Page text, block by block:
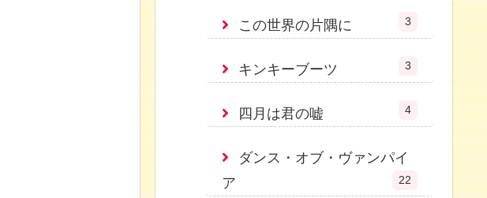
この世界の片隅に 3
キンキーブーツ 3
四月は君の嘘 4
ダンス・オブ・ヴァンパイ
ア
22